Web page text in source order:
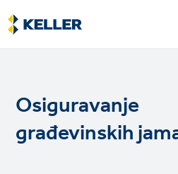
Skip
to
main
Osiguravanje
građevinskih